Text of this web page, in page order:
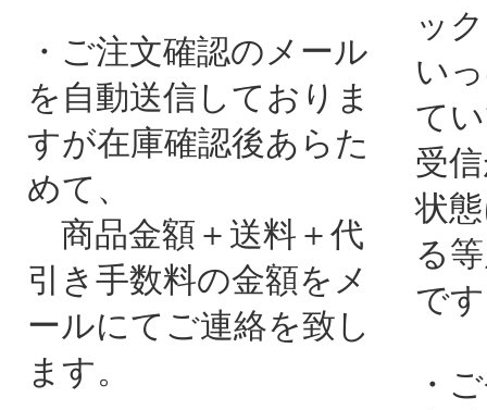
・ご注文確認のメール
を自動送信しておりま
すが在庫確認後あらた
めて、
商品金額＋送料＋代
引き手数料の金額をメ
ールにてご連絡を致し
ます。
ッ
い
て
受
状
る
で
・